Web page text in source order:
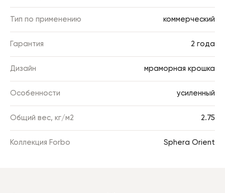
Тип по применению коммерческий
Гарантия 2 года
Дизайн мраморная крошка
Особенности усиленный
Общий вес, кг/м2 2.75
Коллекция Forbo Sphera Orient